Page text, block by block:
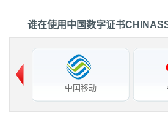
谁在使用中国数字证书
中国移动